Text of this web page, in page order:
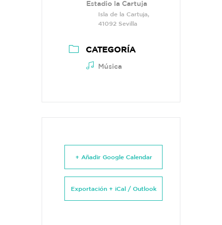
Estadio la Cartuja
Isla de la Cartuja,
41092 Sevilla
CATEGORÍA
Música
+ Añadir Google Calendar
Exportación + iCal / Outlook